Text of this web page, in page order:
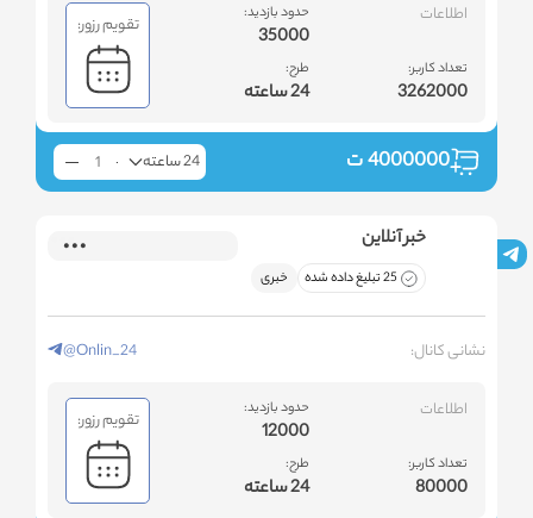
اطلاعات
تعداد کاربر:
3262000
حدود بازدید:
35000
طرح:
24 ساعته
تقویم رزور:
4000000ت 24 ساعته
خبر آنلاین
25 تبلیغ داده شده خبری
نشانی کانال: @Onlin_24
اطلاعات
تعداد کاربر:
80000
حدود بازدید:
12000
طرح:
24 ساعته
تقویم رزور: